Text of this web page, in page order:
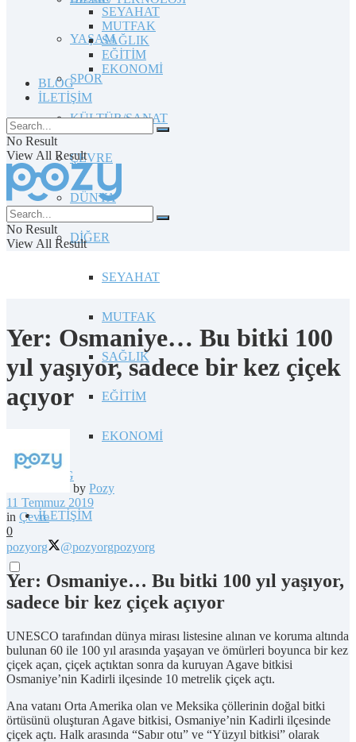
YAŞAM
SPOR
KÜLTÜR/SANAT
ÇEVRE
DÜNYA
DİĞER
SEYAHAT
MUTFAK
SAĞLIK
EĞİTİM
EKONOMİ
BLOG
İLETİŞİM
SEYAHAT
MUTFAK
SAĞLIK
EĞİTİM
EKONOMİ
BLOG
İLETİŞİM
No Result
View All Result
No Result
View All Result
Yer: Osmaniye… Bu bitki 100
yıl yaşıyor, sadece bir kez çiçek
açıyor
by Pozy
11 Temmuz 2019
in Çevre
0
pozyorg
@pozyorgpozyorg
Yer: Osmaniye… Bu bitki 100 yıl yaşıyor,
sadece bir kez çiçek açıyor
UNESCO tarafından dünya mirası listesine alınan ve koruma altında
bulunan 60 ile 100 yıl arasında yaşayan ve ömürleri boyunca bir kez
çiçek açan, çiçek açtıktan sonra da kuruyan Agave bitkisi
Osmaniye’nin Kadirli ilçesinde 10 metrelik çiçek açtı.
Ana vatanı Orta Amerika olan ve Meksika çöllerinin doğal bitki
örtüsünü oluşturan Agave bitkisi, Osmaniye’nin Kadirli ilçesinde
çiçek açtı. Halk arasında “Sabır otu” ve “Yüzyıl bitkisi” olarak